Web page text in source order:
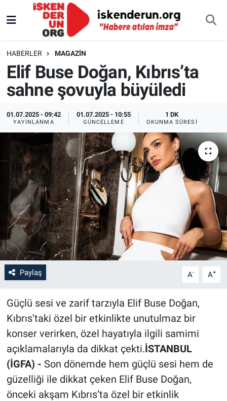
HABERLER MAGAZIN
Elif Buse Doğan, Kıbrıs’ta
sahne şovuyla büyüledi
01.07.2025 - 09:42
YAYINLANMA
01.07.2025 - 10:55
GÜNCELLEME
1 DK
OKUNMA SÜRESI
Paylaş A- A+
Güçlü sesi ve zarif tarzıyla Elif Buse Doğan,
Kıbrıs’taki özel bir etkinlikte unutulmaz bir
konser verirken, özel hayatıyla ilgili samimi
açıklamalarıyla da dikkat çekti.İSTANBUL
(İGFA) - Son dönemde hem güçlü sesi hem de
güzelliği ile dikkat çeken Elif Buse Doğan,
önceki akşam Kıbrıs’ta özel bir etkinlik